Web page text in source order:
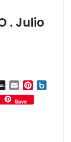
. Julio
AOL
Mail
Email Pinterest
Yahoo
Mail
Save